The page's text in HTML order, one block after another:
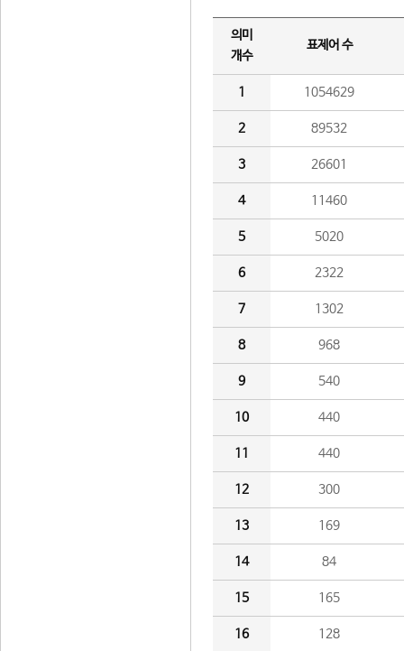
의미
개수
표제어 수
1 1054629
2 89532
3 26601
4 11460
5 5020
6 2322
7 1302
8 968
9 540
10 440
11 440
12 300
13 169
14 84
15 165
16 128